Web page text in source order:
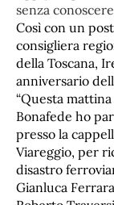
senza
Così con un
consigliera
della Toscana,
anniversario
“Questa
Bonafede ho
presso la
Viareggio, per
disastro
Gianluca